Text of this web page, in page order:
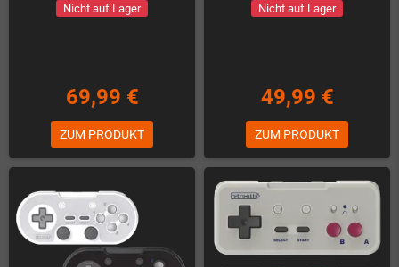
Nicht auf Lager
69,99 €
ZUM PRODUKT
Nicht auf Lager
49,99 €
ZUM PRODUKT